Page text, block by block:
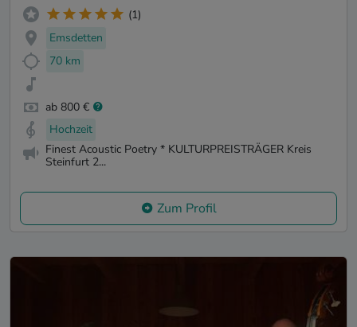
(1)
Emsdetten
70 km
ab 800 €
Hochzeit
Finest Acoustic Poetry * KULTURPREISTRÄGER Kreis
Steinfurt 2...
Zum Profil